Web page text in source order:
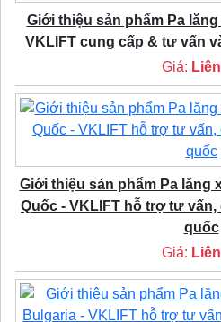
Giới thiệu sản phẩm Pa
VKLIFT cung cấp & tư vấn
Giá:
Giới thiệu sản phẩm Pa lăng
Quốc - VKLIFT hỗ trợ tư
quốc
Giá: